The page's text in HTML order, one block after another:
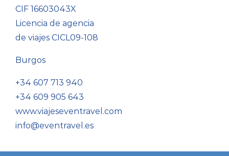
CIF 16603043X
Licencia de agencia
de viajes CICL09-108
Burgos
+34 607 713 940
+34 609 905 643
www.viajeseventravel.com
info@eventravel.es